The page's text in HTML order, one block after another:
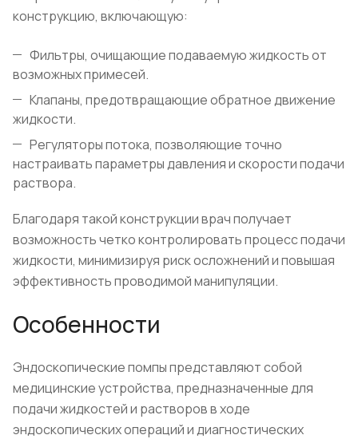
конструкцию, включающую:
Фильтры, очищающие подаваемую жидкость от
возможных примесей.
Клапаны, предотвращающие обратное движение
жидкости.
Регуляторы потока, позволяющие точно
настраивать параметры давления и скорости подачи
раствора.
Благодаря такой конструкции врач получает
возможность четко контролировать процесс подачи
жидкости, минимизируя риск осложнений и повышая
эффективность проводимой манипуляции.
Особенности
Эндоскопические помпы представляют собой
медицинские устройства, предназначенные для
подачи жидкостей и растворов в ходе
эндоскопических операций и диагностических